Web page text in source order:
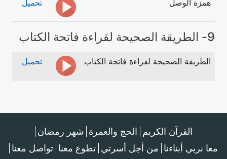
همزة الوصل تحميل
9- الطريقة الصحيحة لقراءة فاتحة الكتاب
الطريقة الصحيحة لقراءة فاتحة الكتاب تحميل
القرآن الكريم الحج والعمرة شهر رمضان
معا نربي أبناءنا من أجل أسرتي تطوع معنا تواصل معنا